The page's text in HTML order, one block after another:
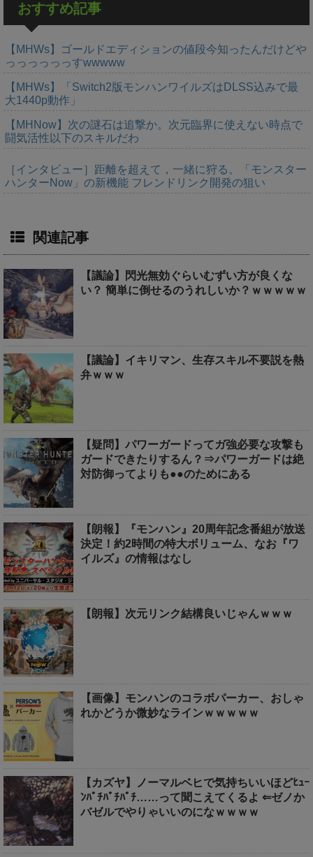
おすすめ記事
【MHWs】ゴールドエディションの値段今知ったんだけどや
っっっっっっすwwwww
【MHWs】「Switch2版モンハンワイルズはDLSS込みで最
大1440p動作」
【MHNow】次の謎石は追撃か。次元臨界に使えない時点で
闘気活性以下のスキルだわ
［インタビュー］距離を超えて，一緒に狩る。「モンスター
ハンターNow」の新機能 フレンドリンク開発の狙い
関連記事
【議論】閃光無効ぐらいむずい方が良くな
い？ 簡単に倒せるのうれしいか？ｗｗｗｗｗ
【議論】イキリマン、生存スキル不要説を熱
弁ｗｗｗ
【疑問】パワーガードってガ強必要な攻撃も
ガードできたりするん？⇒パワーガードは絶
対防御ってよりも●●のためにある
【朗報】『モンハン』20周年記念番組が放送
決定！約2時間の特大ボリューム、なお『ワ
イルズ』の情報はなし
【朗報】次元リンク結構良いじゃんｗｗｗ
【画像】モンハンのコラボパーカー、おしゃ
れかどうか微妙なラインｗｗｗｗｗ
【カズヤ】ノーマルベヒで気持ちいいほどﾋｭｰ
ﾝﾊﾟﾁﾊﾟﾁﾊﾟﾁ……って聞こえてくるよ ⇐ゼノか
バゼルでやりゃいいのになｗｗｗｗ